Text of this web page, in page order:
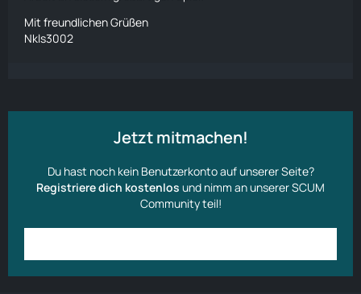
Mit freundlichen Grüßen
Nkls3002
Jetzt mitmachen!
Du hast noch kein Benutzerkonto auf unserer Seite?
Registriere dich kostenlos und nimm an unserer SCUM
Community teil!